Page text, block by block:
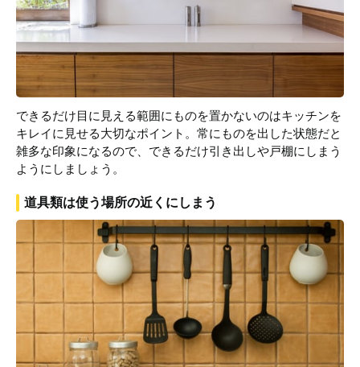
できるだけ目に見える範囲にものを置かないのはキッチンを
キレイに見せる大切なポイント。常にものを出した状態だと
雑多な印象になるので、できるだけ引き出しや戸棚にしまう
ようにしましょう。
道具類は使う場所の近くにしまう